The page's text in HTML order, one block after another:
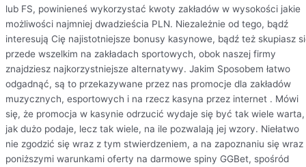
lub FS, powinieneś wykorzystać kwoty zakładów w wysokości jakie
możliwości najmniej dwadzieścia PLN. Niezależnie od tego, bądź
interesują Cię najistotniejsze bonusy kasynowe, bądź też skupiasz
przede wszelkim na zakładach sportowych, obok naszej firmy
znajdziesz najkorzystniejsze alternatywy. Jakim Sposobem łatwo
odgadnąć, są to przekazywane przez nas promocje dla zakładów
muzycznych, esportowych i na rzecz kasyna przez internet . Mówi
się, że promocja w kasynie odrzucić wydaje się być tak wiele warta,
jak dużo podaje, lecz tak wiele, na ile pozwalają jej wzory. Niełatwo
nie zgodzić się wraz z tym stwierdzeniem, a na zapoznaniu się wraz
poniższymi warunkami oferty na darmowe spiny GGBet, spośród